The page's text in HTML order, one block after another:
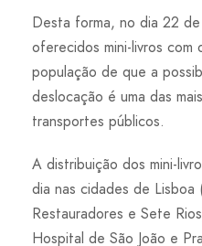
Desta forma, no dia 22
oferecidos mini-livros
população de que a
deslocação é uma das
transportes públicos.
A distribuição dos mini-
dia nas cidades de Lisboa
Restauradores e Sete
Hospital de São João e